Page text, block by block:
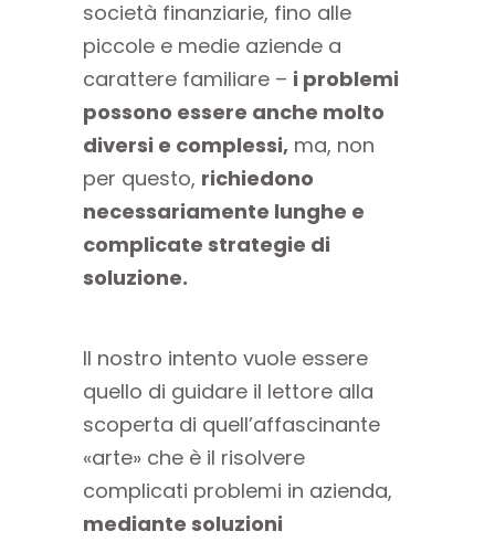
società finanziarie, fino alle
piccole e medie aziende a
carattere familiare – i problemi
possono essere anche molto
diversi e complessi, ma, non
per questo, richiedono
necessariamente lunghe e
complicate strategie di
soluzione.
Il nostro intento vuole essere
quello di guidare il lettore alla
scoperta di quell’affascinante
«arte» che è il risolvere
complicati problemi in azienda,
mediante soluzioni